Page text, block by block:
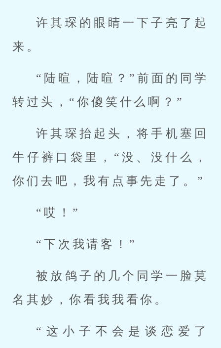
许其琛的眼睛一下子亮了起
来。
“陆暄，陆暄？”前面的同学
转过头，“你傻笑什么啊？”
许其琛抬起头，将手机塞回
牛仔裤口袋里，“没、没什么，
你们去吧，我有点事先走了。”
“哎！”
“下次我请客！”
被放鸽子的几个同学一脸莫
名其妙，你看我我看你。
“这小子不会是谈恋爱了